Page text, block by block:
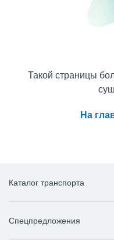
Такой страницы
На
Каталог транспорта
Спецпредложения